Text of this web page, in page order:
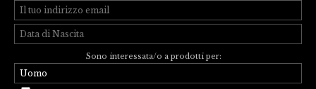
Sono interessata/o a prodotti per: